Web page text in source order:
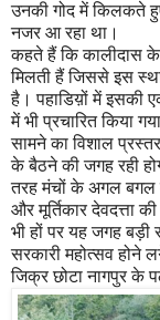
उनकी गोद में किलकते
नजर आ रहा था।
कहते हैं कि कालीदास के
मिलती हैं जिससे इस
है। पहाडिय़ों में इसकी
में भी प्रचारित किया
सामने का विशाल
के बैठने की जगह रही
तरह मंचों के अगल बगल
और मूर्तिकार देवदत्ता
भी हों पर यह जगह
सरकारी महोत्सव होने
जिक्र छोटा नागपुर के